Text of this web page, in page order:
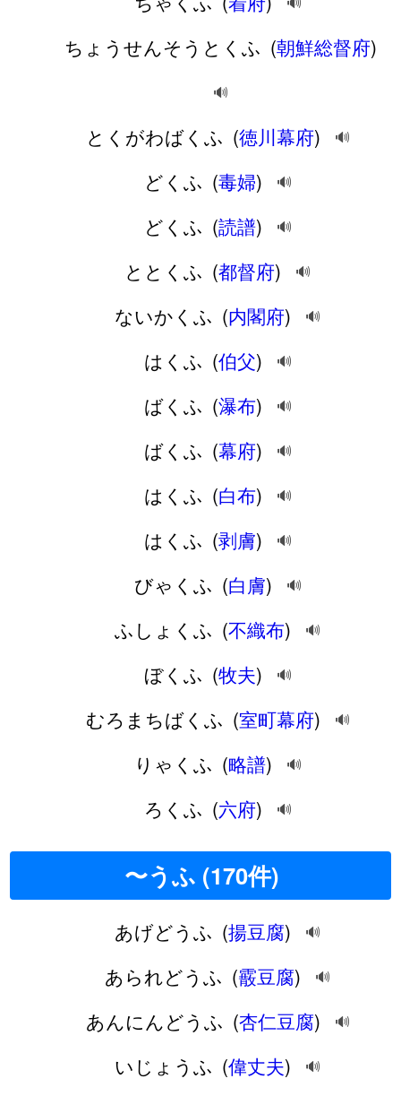
🔊
ちょうせんそうとくふ (朝鮮総督府)
🔊
とくがわばくふ (徳川幕府) 🔊
どくふ (毒婦) 🔊
どくふ (読譜) 🔊
ととくふ (都督府) 🔊
ないかくふ (内閣府) 🔊
はくふ (伯父) 🔊
ばくふ (瀑布) 🔊
ばくふ (幕府) 🔊
はくふ (白布) 🔊
はくふ (剥膚) 🔊
びゃくふ (白膚) 🔊
ふしょくふ (不織布) 🔊
ぼくふ (牧夫) 🔊
むろまちばくふ (室町幕府) 🔊
りゃくふ (略譜) 🔊
ろくふ (六府) 🔊
〜うふ (170件)
あげどうふ (揚豆腐) 🔊
あられどうふ (霰豆腐) 🔊
あんにんどうふ (杏仁豆腐) 🔊
いじょうふ (偉丈夫) 🔊